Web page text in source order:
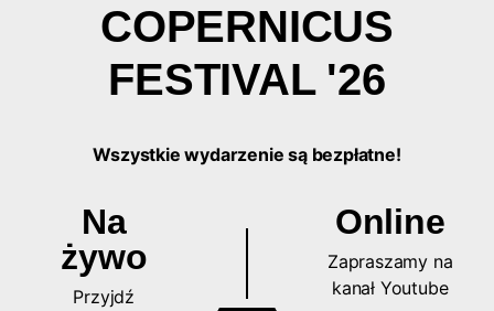
COPERNICUS
FESTIVAL '26
Wszystkie wydarzenie są bezpłatne!
Na
żywo
Przyjdź
Online
Zapraszamy na
kanał Youtube